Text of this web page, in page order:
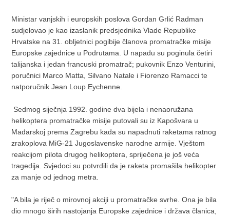
Ministar vanjskih i europskih poslova Gordan Grlić Radman
sudjelovao je kao izaslanik predsjednika Vlade Republike
Hrvatske na 31. obljetnici pogibije članova promatračke misije
Europske zajednice u Podrutama. U napadu su poginula četiri
talijanska i jedan francuski promatrač; pukovnik Enzo Venturini,
poručnici Marco Matta, Silvano Natale i Fiorenzo Ramacci te
natporučnik Jean Loup Eychenne.
Sedmog siječnja 1992. godine dva bijela i nenaoružana
helikoptera promatračke misije putovali su iz Kapošvara u
Mađarskoj prema Zagrebu kada su napadnuti raketama ratnog
zrakoplova MiG-21 Jugoslavenske narodne armije. Vještom
reakcijom pilota drugog helikoptera, spriječena je još veća
tragedija. Svjedoci su potvrdili da je raketa promašila helikopter
za manje od jednog metra.
"A bila je riječ o mirovnoj akciji u promatračke svrhe. Ona je bila
dio mnogo širih nastojanja Europske zajednice i država članica,